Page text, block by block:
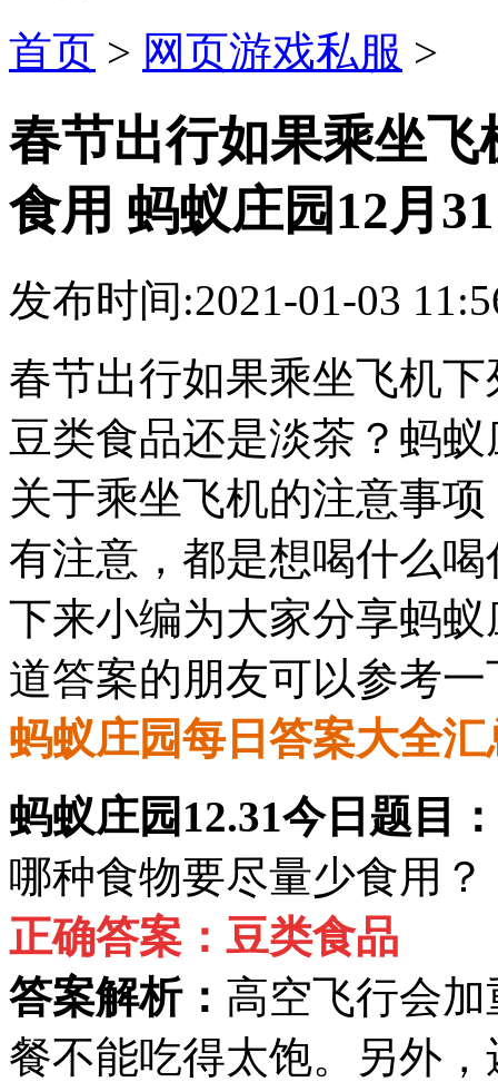
首页 > 网页游戏私服 >
春节出行如果乘坐
食用 蚂蚁庄园12月31
发布时间:2021-01-03
春节出行如果乘坐飞机
豆类食品还是淡茶？蚂
关于乘坐飞机的注意事
有注意，都是想喝什么
下来小编为大家分享蚂
道答案的朋友可以参考一
蚂蚁庄园每日答案大全汇
蚂蚁庄园12.31今日题目：
哪种食物要尽量少食用？
正确答案：豆类食品
答案解析： 高空飞行会
餐不能吃得太饱。另外